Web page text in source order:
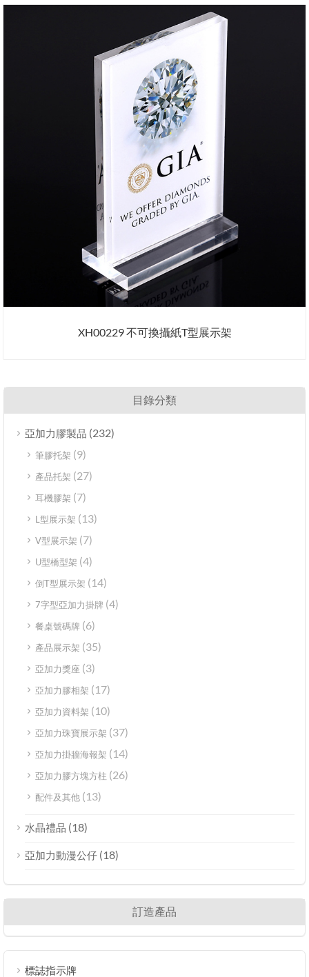
XH00229 不可換攝紙T型展示架
目錄分類
亞加力膠製品 (232)
筆膠托架 (9)
產品托架 (27)
耳機膠架 (7)
L型展示架 (13)
V型展示架 (7)
U型橋型架 (4)
倒T型展示架 (14)
7字型亞加力掛牌 (4)
餐桌號碼牌 (6)
產品展示架 (35)
亞加力獎座 (3)
亞加力膠相架 (17)
亞加力資料架 (10)
亞加力珠寶展示架 (37)
亞加力掛牆海報架 (14)
亞加力膠方塊方柱 (26)
配件及其他 (13)
水晶禮品 (18)
亞加力動漫公仔 (18)
訂造產品
標誌指示牌